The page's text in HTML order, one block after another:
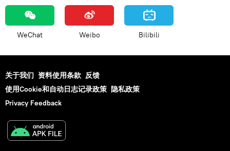
WeChat Weibo Bilibili
关于我们 资料使用条款 反馈
使用Cookie和自动日志记录政策 隐私政策
Privacy Feedback